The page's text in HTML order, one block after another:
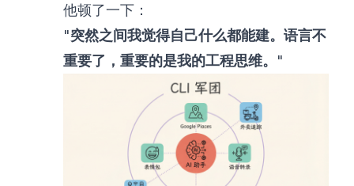
他顿了一下：
"突然之间我觉得自己什么都能建。语言不
重要了，重要的是我的工程思维。 "